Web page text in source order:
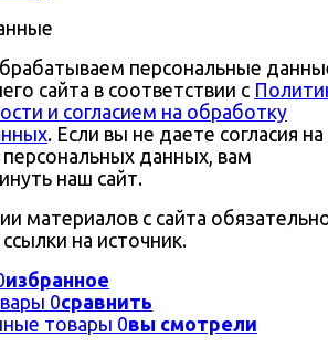
персональные
сайта в соответствии с
и согласием на обработку
. Если вы не даете согласия на
данных, вам
наш сайт.
материалов с сайта
на источник.
избранное
0сравнить
товары 0вы смотрели